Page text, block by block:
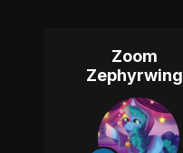
Zoom
Zephyrwing